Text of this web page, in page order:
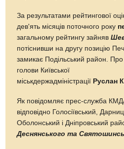
За результатами рейтингової
дев'ять місяців поточного року
загальному рейтингу зайняв
потіснивши на другу позицію
замикає Подільський район.
голови Київської
міськдержадміністрації Руслан
Як повідомляє прес-служба
відповідно Голосіївський,
Оболонський і Дніпровський
Деснянського та